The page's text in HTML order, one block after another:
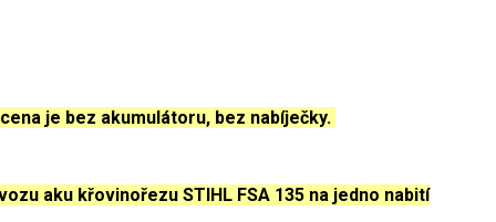
je bez akumulátoru, bez nabíječky.
aku křovinořezu STIHL FSA 135 na jedno nabití